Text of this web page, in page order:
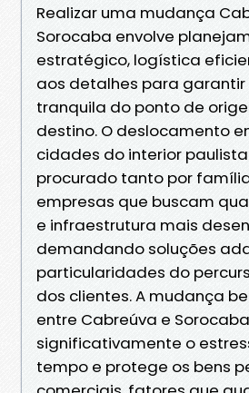
Realizar uma mudança
Sorocaba envolve
estratégico, logística
aos detalhes para
tranquila do ponto de
destino. O deslocamento
cidades do interior
procurado tanto por
empresas que buscam
e infraestrutura mais
demandando soluções
particularidades do
dos clientes. A mudança
entre Cabreúva e
significativamente o
tempo e protege os bens